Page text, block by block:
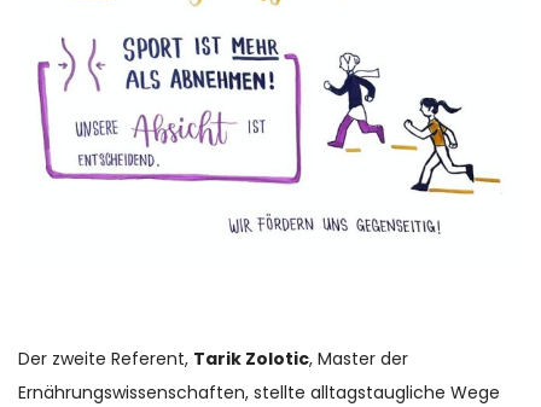
Der zweite Referent, Tarik Zolotic, Master der
Ernährungswissenschaften, stellte alltagstaugliche Wege